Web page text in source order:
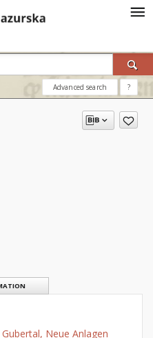
Advanced search ?
Neue Anlagen